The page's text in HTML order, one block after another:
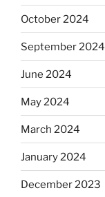
October 2024
September 2024
June 2024
May 2024
March 2024
January 2024
December 2023